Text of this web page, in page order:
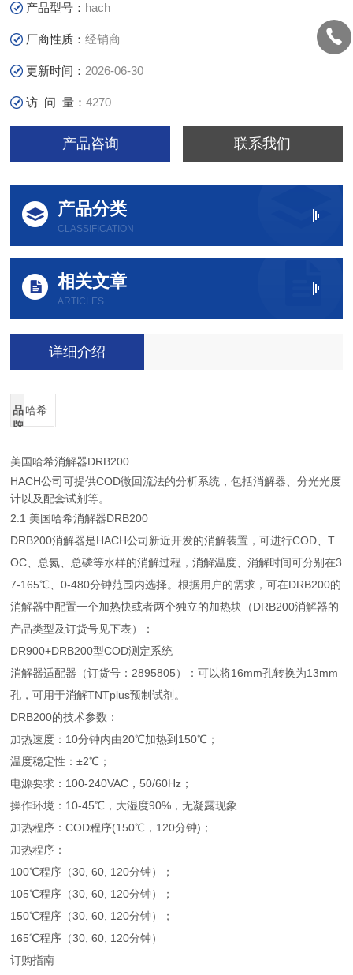
产品型号： hach
厂商性质：经销商
更新时间： 2026-06-30
访 问 量：4270
产品咨询 联系我们
产品分类
CLASSIFICATION
相关文章
ARTICLES
详细介绍
品
牌
哈希
美国哈希消解器DRB200
HACH公司可提供COD微回流法的分析系统，包括消解器、分光光度
计以及配套试剂等。
2.1 美国哈希消解器DRB200
DRB200消解器是HACH公司新近开发的消解装置，可进行COD、T
OC、总氮、总磷等水样的消解过程，消解温度、消解时间可分别在3
7-165℃、0-480分钟范围内选择。根据用户的需求，可在DRB200的
消解器中配置一个加热快或者两个独立的加热块（DRB200消解器的
产品类型及订货号见下表）：
DR900+DRB200型COD测定系统
消解器适配器（订货号：2895805）：可以将16mm孔转换为13mm
孔，可用于消解TNTplus预制试剂。
DRB200的技术参数：
加热速度：10分钟内由20℃加热到150℃；
温度稳定性：±2℃；
电源要求：100-240VAC，50/60Hz；
操作环境：10-45℃，大湿度90%，无凝露现象
加热程序：COD程序(150℃，120分钟)；
加热程序：
100℃程序（30, 60, 120分钟）；
105℃程序（30, 60, 120分钟）；
150℃程序（30, 60, 120分钟）；
165℃程序（30, 60, 120分钟）
订购指南